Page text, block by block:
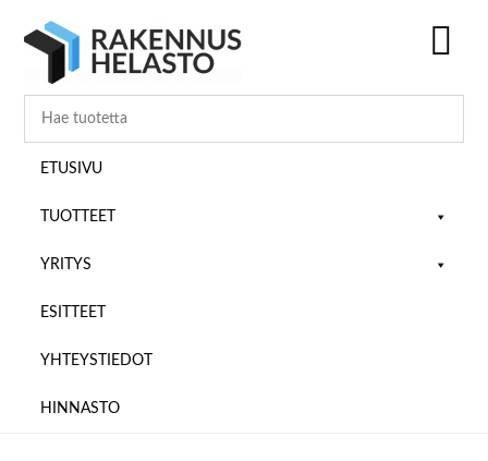
pääsisältöön
ensisijaiseen
alatunnisteeseen
ETUSIVU
TUOTTEET
YRITYS
ESITTEET
YHTEYSTIEDOT
HINNASTO